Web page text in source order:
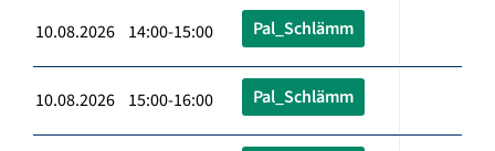
10.08.2026 14:00-15:00 Pal_Schlämm
10.08.2026 15:00-16:00 Pal_Schlämm